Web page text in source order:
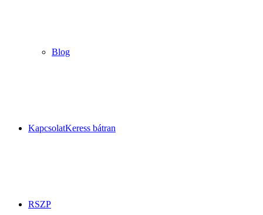
Blog
KapcsolatKeress bátran
RSZP